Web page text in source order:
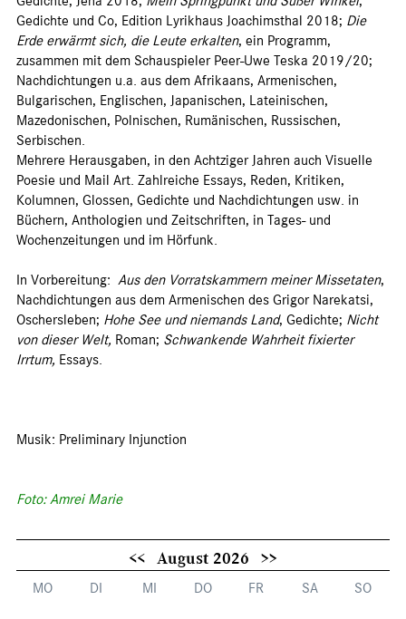
Gedichte und Co, Edition Lyrikhaus Joachimsthal 2018; Die
Erde erwärmt sich, die Leute erkalten, ein Programm,
zusammen mit dem Schauspieler Peer-Uwe Teska 2019/20;
Nachdichtungen u.a. aus dem Afrikaans, Armenischen,
Bulgarischen, Englischen, Japanischen, Lateinischen,
Mazedonischen, Polnischen, Rumänischen, Russischen,
Serbischen.
Mehrere Herausgaben, in den Achtziger Jahren auch Visuelle
Poesie und Mail Art. Zahlreiche Essays, Reden, Kritiken,
Kolumnen, Glossen, Gedichte und Nachdichtungen usw. in
Büchern, Anthologien und Zeitschriften, in Tages- und
Wochenzeitungen und im Hörfunk.
In Vorbereitung: Aus den Vorratskammern meiner Missetaten,
Nachdichtungen aus dem Armenischen des Grigor Narekatsi,
Oschersleben; Hohe See und niemands Land, Gedichte; Nicht
von dieser Welt, Roman; Schwankende Wahrheit fixierter
Irrtum, Essays.
Musik: Preliminary Injunction
Foto: Amrei Marie
<< August 2026 >>
MO DI MI DO FR SA SO